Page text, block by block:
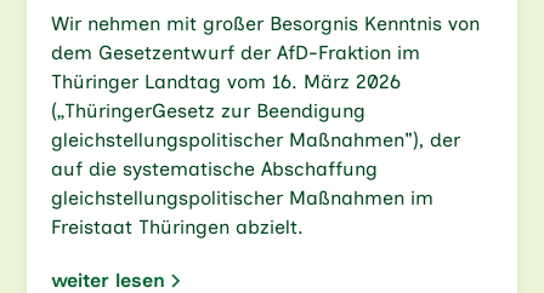
Wir nehmen mit großer Besorgnis Kenntnis von
dem Gesetzentwurf der AfD-Fraktion im
Thüringer Landtag vom 16. März 2026
(„ThüringerGesetz zur Beendigung
gleichstellungspolitischer Maßnahmen"), der
auf die systematische Abschaffung
gleichstellungspolitischer Maßnahmen im
Freistaat Thüringen abzielt.
weiter lesen